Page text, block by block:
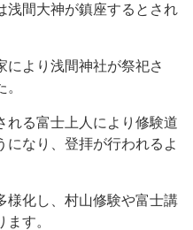
浅間大神が鎮座するとされ
により浅間神社が祭祀さ
れる富士上人により修験道
になり、登拝が行われるよ
様化し、村山修験や富士講
す。